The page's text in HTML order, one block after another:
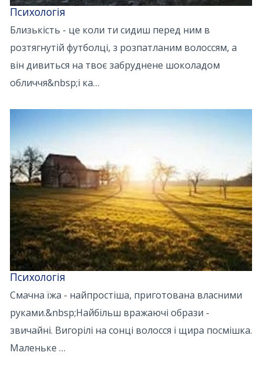
Психологія
Близькість - це коли ти сидиш перед ним в
розтягнутій футболці, з розпатланим волоссям, а
він дивиться на твоє забруднене шоколадом
обличчя&nbsp;і ка…
Психологія
Смачна їжа - найпростіша, приготована власними
руками.&nbsp;Найбільш вражаючі образи -
звичайні. Вигорілі на сонці волосся і щира посмішка.
Маленьке …